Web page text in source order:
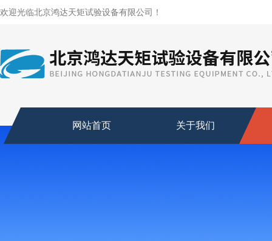
欢迎光临北京鸿达天矩试验设备有限公司！
网站首页 关于我们